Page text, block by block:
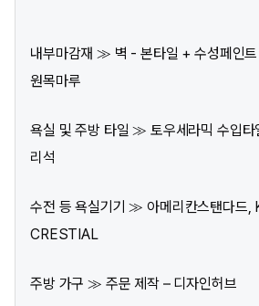
내부마감재 ≫ 벽 - 본타일 + 수성페인
원목마루
욕실 및 주방 타일 ≫ 토우세라믹 수입타
리석
수전 등 욕실기기 ≫ 아메리칸스탠다드,
CRESTIAL
주방 가구 ≫ 주문 제작 – 디자인허브